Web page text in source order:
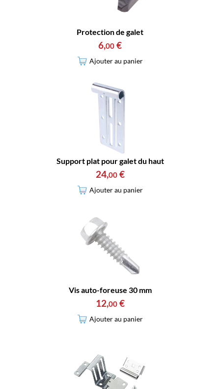
Protection de galet
6,00 €
Ajouter au panier
Support plat pour galet du haut
24,00 €
Ajouter au panier
Vis auto-foreuse 30 mm
12,00 €
Ajouter au panier